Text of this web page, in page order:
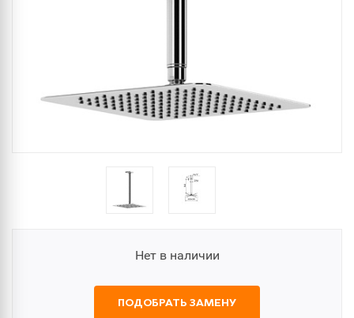
Нет в наличии
ПОДОБРАТЬ ЗАМЕНУ